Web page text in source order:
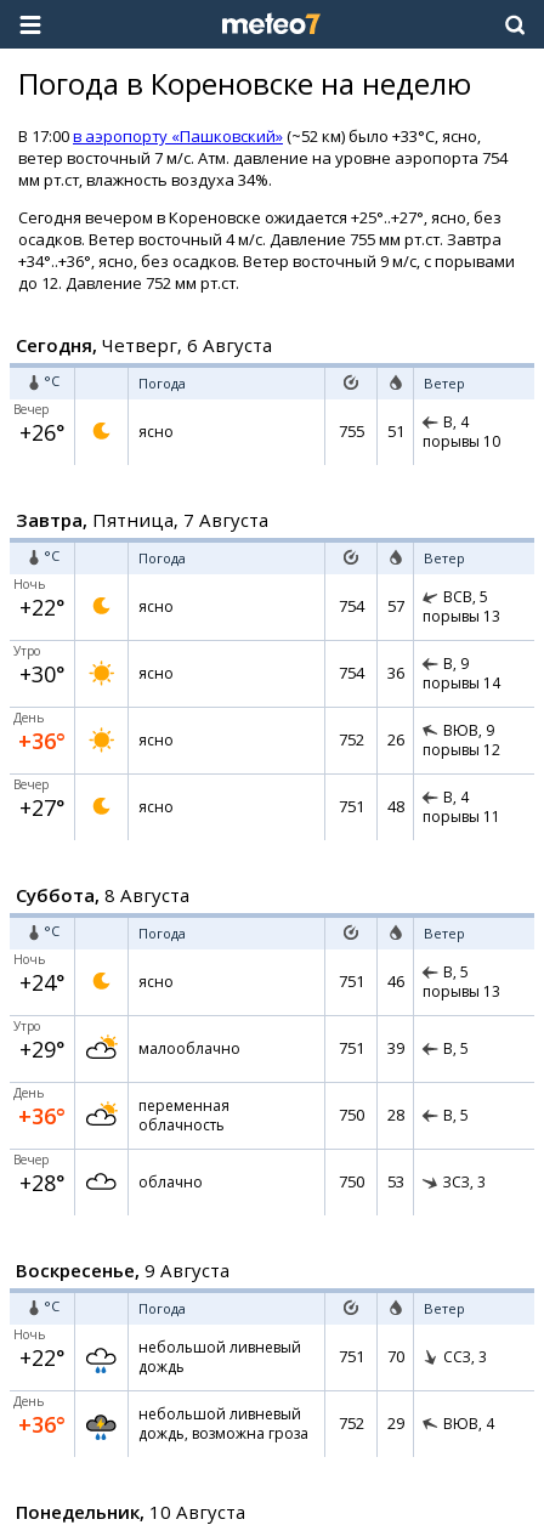
Погода в Кореновске на неделю
В 17:00в аэропорту «Пашковский»(~52 км) было +33°C, ясно,
ветер восточный 7 м/с. Атм. давление на уровне аэропорта 754
мм рт.ст, влажность воздуха 34%.
Сегодня вечером в Кореновске ожидается +25°..+27°, ясно, без
осадков. Ветер восточный 4 м/с. Давление 755 мм рт.ст. Завтра
+34°..+36°, ясно, без осадков. Ветер восточный 9 м/с, с порывами
до 12. Давление 752 мм рт.ст.
Сегодня, Четверг, 6 Августа
°C Погода Ветер
Вечер
+26° ясно 755 51 В, 4
порывы 10
Завтра, Пятница, 7 Августа
°C Погода Ветер
Ночь
+22° ясно 754 57 ВСВ, 5
порывы 13
Утро
+30° ясно 754 36 В, 9
порывы 14
День
+36° ясно 752 26 ВЮВ, 9
порывы 12
Вечер
+27° ясно 751 48 В, 4
порывы 11
Суббота, 8 Августа
°C Погода Ветер
Ночь
+24° ясно 751 46 В, 5
порывы 13
Утро
+29° малооблачно 751 39 В, 5
День
+36°
переменная
облачность
750 28 В, 5
Вечер
+28° облачно 750 53 ЗСЗ, 3
Воскресенье, 9 Августа
°C Погода Ветер
Ночь
+22°
небольшой ливневый
дождь
751 70 ССЗ, 3
День
+36°
небольшой ливневый
дождь, возможна гроза
752 29 ВЮВ, 4
Понедельник, 10 Августа